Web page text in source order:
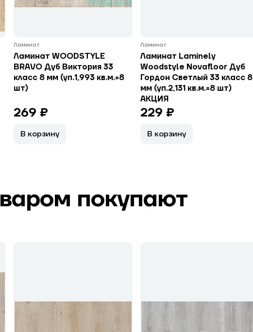
Ламинат
Ламинат WOODSTYLE
BRAVO Дуб Виктория 33
класс 8 мм (уп.1,993 кв.м.=8
шт)
269 ₽
В корзину
Ламинат
Ламинат Laminely
Woodstyle Novafloor Дуб
Гордон Светлый 33 класс 8
мм (уп.2,131 кв.м.=8 шт)
АКЦИЯ
229 ₽
В корзину
покупают